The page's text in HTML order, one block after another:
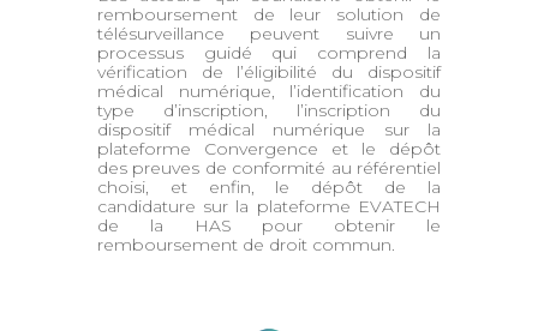
remboursement de leur solution de
télésurveillance peuvent suivre un
processus guidé qui comprend la
vérification de l’éligibilité du dispositif
médical numérique, l’identification du
type d’inscription, l’inscription du
dispositif médical numérique sur la
plateforme Convergence et le dépôt
des preuves de conformité au référentiel
choisi, et enfin, le dépôt de la
candidature sur la plateforme EVATECH
de la HAS pour obtenir le
remboursement de droit commun.